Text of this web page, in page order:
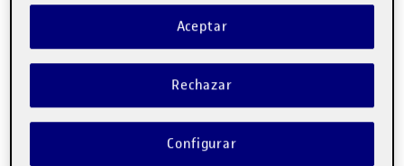
Tengo 19 años y pertenezco a la generación de las Redes
Sociales, hace bastantes años que me encuentro en las redes
pero hasta ahora de una manera meramente social por eso
al hacer esta actividad de «egosurfing» solo he encontrado
los enlaces a mis cuentas personales de diferentes RRSS.
Hace poco que he comenzado mis pequeños pasos en el
ámbito profesional en el diseño gráfico, fotografía y otros
ámbitos artísticos pero no bajo mi nombre.
Rechazar
Aceptar
Configurar